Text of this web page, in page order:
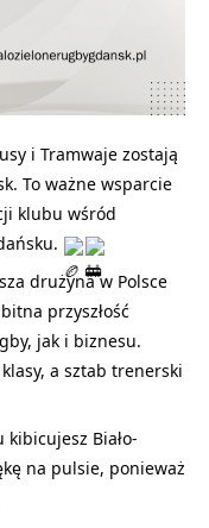
i Tramwaje zostają
To ważne wsparcie
klubu wśród
drużyna w Polsce
przyszłość
jak i biznesu.
a sztab trenerski
Biało-
na pulsie, ponieważ